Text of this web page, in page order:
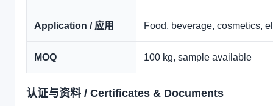
Application / 应用 Food, beverage, cosmetics,
MOQ 100 kg, sample available
认证与资料 / Certificates & Documents